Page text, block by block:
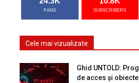
FANS SUBSCRIBERS
Cele mai vizualizate
Ghid UNTOLD:
de acces și